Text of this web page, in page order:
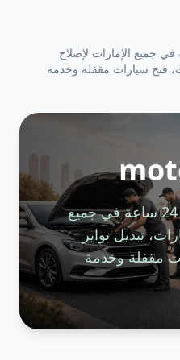
متنقلة 24 ساعة في جميع الإمارات لإصلاح
فتح سيارات مقفلة وخدمة
خدمة سيارات متنقلة 24 ساعة في جميع
تبديل تواير
مقفلة وخدمة